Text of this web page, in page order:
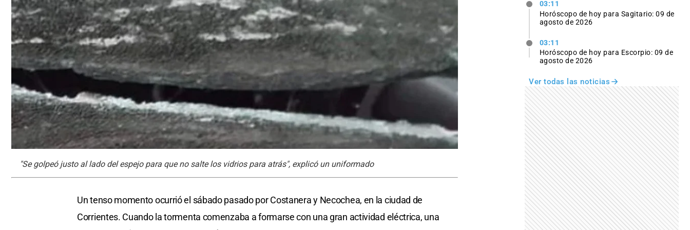
"Se golpeó justo al lado del espejo para que no salte los vidrios para atrás", explicó un uniformado
Un tenso momento ocurrió el sábado pasado por Costanera y Necochea, en la ciudad de
Corrientes. Cuando la tormenta comenzaba a formarse con una gran actividad eléctrica, una
03:11
Horóscopo de hoy para Sagitario: 09 de
agosto de 2026
03:11
Horóscopo de hoy para Escorpio: 09 de
agosto de 2026
Ver todas las noticias